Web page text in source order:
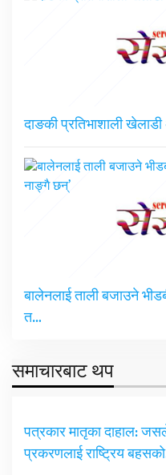
दाङकी प्रतिभाशाली
बालेनलाई ताली बजाउने
त…
समाचारबाट थप
पत्रकार मातृका दाहाल:
प्रकरणलाई राष्ट्रिय